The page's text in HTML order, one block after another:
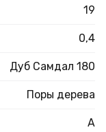
19
0,4
Дуб Самдал 180
Поры дерева
А